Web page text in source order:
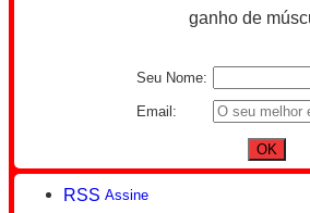
ganho de
Seu Nome:
Email:
RSS Assine